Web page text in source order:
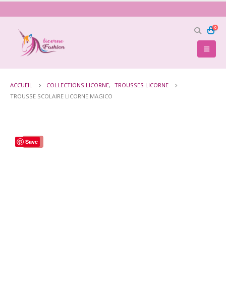
0
ACCUEIL COLLECTIONS LICORNE, TROUSSES LICORNE
TROUSSE SCOLAIRE LICORNE MAGICO
-18%
Save